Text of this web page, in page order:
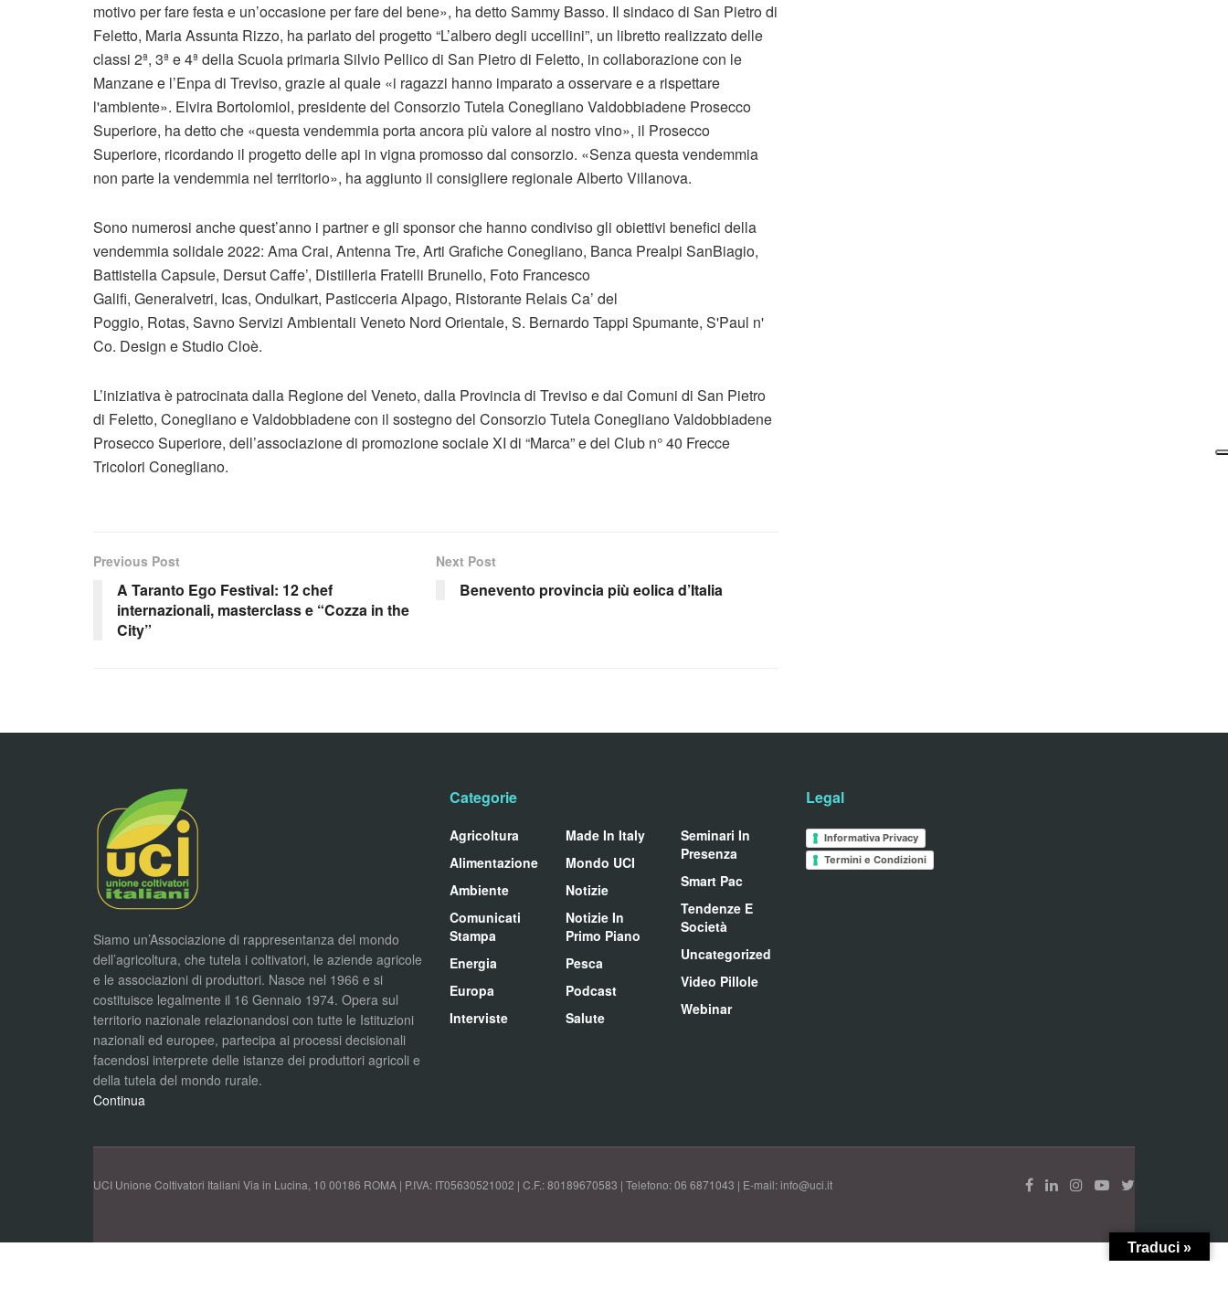
motivo per fare festa e un’occasione per fare del bene», ha detto Sammy Basso. Il sindaco di San Pietro di
Feletto, Maria Assunta Rizzo, ha parlato del progetto “L’albero degli uccellini”, un libretto realizzato delle
classi 2ª, 3ª e 4ª della Scuola primaria Silvio Pellico di San Pietro di Feletto, in collaborazione con le
Manzane e l’Enpa di Treviso, grazie al quale «i ragazzi hanno imparato a osservare e a rispettare
l'ambiente». Elvira Bortolomiol, presidente del Consorzio Tutela Conegliano Valdobbiadene Prosecco
Superiore, ha detto che «questa vendemmia porta ancora più valore al nostro vino», il Prosecco
Superiore, ricordando il progetto delle api in vigna promosso dal consorzio. «Senza questa vendemmia
non parte la vendemmia nel territorio», ha aggiunto il consigliere regionale Alberto Villanova.
Sono numerosi anche quest’anno i partner e gli sponsor che hanno condiviso gli obiettivi benefici della
vendemmia solidale 2022: Ama Crai, Antenna Tre, Arti Grafiche Conegliano, Banca Prealpi SanBiagio,
Battistella Capsule, Dersut Caffe’, Distilleria Fratelli Brunello, Foto Francesco
Galifi, Generalvetri, Icas, Ondulkart, Pasticceria Alpago, Ristorante Relais Ca’ del
Poggio, Rotas, Savno Servizi Ambientali Veneto Nord Orientale, S. Bernardo Tappi Spumante, S'Paul n'
Co. Design e Studio Cloè.
L’iniziativa è patrocinata dalla Regione del Veneto, dalla Provincia di Treviso e dai Comuni di San Pietro
di Feletto, Conegliano e Valdobbiadene con il sostegno del Consorzio Tutela Conegliano Valdobbiadene
Prosecco Superiore, dell’associazione di promozione sociale XI di “Marca” e del Club n° 40 Frecce
Tricolori Conegliano.
Previous Post
A Taranto Ego Festival: 12 chef
internazionali, masterclass e “Cozza in the
City”
Next Post
Benevento provincia più eolica d’Italia
Siamo un’Associazione di rappresentanza del mondo
dell’agricoltura, che tutela i coltivatori, le aziende agricole
e le associazioni di produttori. Nasce nel 1966 e si
costituisce legalmente il 16 Gennaio 1974. Opera sul
territorio nazionale relazionandosi con tutte le Istituzioni
nazionali ed europee, partecipa ai processi decisionali
facendosi interprete delle istanze dei produttori agricoli e
della tutela del mondo rurale.
Continua
Categorie
Agricoltura
Alimentazione
Ambiente
Comunicati
Stampa
Energia
Europa
Interviste
Made In Italy
Mondo UCI
Notizie
Notizie In
Primo Piano
Pesca
Podcast
Salute
Seminari In
Presenza
Smart Pac
Tendenze E
Società
Uncategorized
Video Pillole
Webinar
Legal
Informativa Privacy
Termini e Condizioni
UCI Unione Coltivatori Italiani Via in Lucina, 10 00186 ROMA | P.IVA: IT05630521002 | C.F.: 80189670583 | Telefono: 06 6871043 | E-mail: info@uci.it
Traduci »